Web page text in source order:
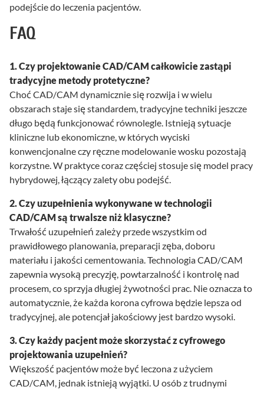
podejście do leczenia pacjentów.
FAQ
1. Czy projektowanie CAD/CAM całkowicie zastąpi
tradycyjne metody protetyczne?
Choć CAD/CAM dynamicznie się rozwija i w wielu
obszarach staje się standardem, tradycyjne techniki jeszcze
długo będą funkcjonować równolegle. Istnieją sytuacje
kliniczne lub ekonomiczne, w których wyciski
konwencjonalne czy ręczne modelowanie wosku pozostają
korzystne. W praktyce coraz częściej stosuje się model pracy
hybrydowej, łączący zalety obu podejść.
2. Czy uzupełnienia wykonywane w technologii
CAD/CAM są trwalsze niż klasyczne?
Trwałość uzupełnień zależy przede wszystkim od
prawidłowego planowania, preparacji zęba, doboru
materiału i jakości cementowania. Technologia CAD/CAM
zapewnia wysoką precyzję, powtarzalność i kontrolę nad
procesem, co sprzyja długiej żywotności prac. Nie oznacza to
automatycznie, że każda korona cyfrowa będzie lepsza od
tradycyjnej, ale potencjał jakościowy jest bardzo wysoki.
3. Czy każdy pacjent może skorzystać z cyfrowego
projektowania uzupełnień?
Większość pacjentów może być leczona z użyciem
CAD/CAM, jednak istnieją wyjątki. U osób z trudnymi